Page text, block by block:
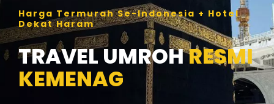
Harga Termurah Se-Indonesia + Hotel
Dekat Haram
TRAVEL UMROHRESMI
KEMENAG